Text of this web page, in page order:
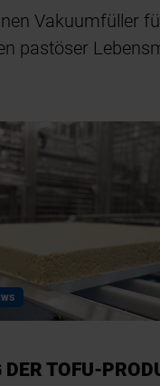
Vakuumfüller
pastöser
DER TOFU-